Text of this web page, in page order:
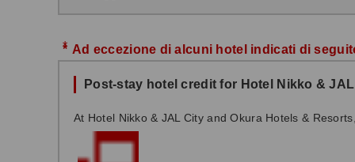
* Ad eccezione di alcuni hotel indicati di
Post-stay hotel credit for Hotel Nikko &
At Hotel Nikko & JAL City and Okura Hotels &